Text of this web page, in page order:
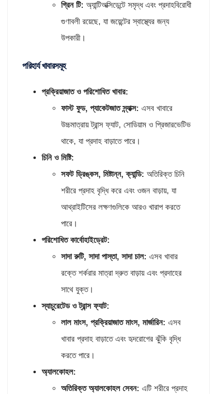
গ্রিন টি: অ্যান্টিঅক্সিডেন্টে সমৃদ্ধ এবং প্রদাহবিরোধী
গুণাবলী রয়েছে, যা জয়েন্টের স্বাস্থ্যের জন্য
উপকারী।
পরিহার্য খাবারসমূহ
প্রক্রিয়াজাত ও পরিশোধিত খাবার:
ফাস্ট ফুড, প্যাকেটজাত স্ন্যাক্স: এসব খাবারে
উচ্চমাত্রায় ট্রান্স ফ্যাট, সোডিয়াম ও প্রিজারভেটিভ
থাকে, যা প্রদাহ বাড়াতে পারে।
চিনি ও মিষ্টি:
সফট ড্রিঙ্কস, মিষ্টান্ন,ক্যান্ডি: অতিরিক্ত চিনি
শরীরে প্রদাহ বৃদ্ধি করে এবং ওজন বাড়ায়, যা
আথ্রাইটিসের লক্ষণগুলিকে আরও খারাপ করতে
পারে।
পরিশোধিত কার্বোহাইড্রেট:
সাদা রুটি, সাদা পাস্তা, সাদা চাল: এসব খাবার
রক্তে শর্করার মাত্রা দ্রুত বাড়ায় এবং প্রদাহের
সাথে যুক্ত।
স্যাচুরেটেড ও ট্রান্স ফ্যাট:
লাল মাংস, প্রক্রিয়াজাত মাংস, মার্জারিন: এসব
খাবার প্রদাহ বাড়াতে এবং হৃদরোগের ঝুঁকি বৃদ্ধি
করতে পারে।
অ্যালকোহল:
অতিরিক্ত অ্যালকোহল সেবন: এটি শরীরে প্রদাহ